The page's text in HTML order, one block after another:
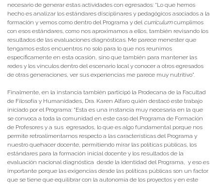
necesario de generar estas actividades con egresados: “Lo que hemos
hecho es analizar los estándares disciplinares y pedagógicos asociados a la
formación y vemos como dentro del Programa y del curriculumcumplimos
con esos estándares, como nos aproximamos a ellos, también revisando los
resultados de las evaluaciones diagnósticas. Me parece menester que
tengamos estos encuentros no solo para lo que nos reunimos
específicamente en esta ocasión, sino que también para mantener las
redes y los vínculos dentro del escenario local y conocer a otros egresados
de otras generaciones, ver sus experiencias me parece muy nutritivo”.
Finalmente, en la instancia también participó la Prodecana de la Facultad
de Filosofía y Humanidades, Dra. Karen Alfaro quién destacó este trabajo
iniciado por el Programa: “Esta es una instancia muy necesaria en la que
se convoca a toda la comunidad en este caso del Programa de Formación
de Profesores y a sus egresados, lo que es algo fundamental porque nos
permite retroalimentarnos respecto a las características del Programa y
nuestro quehacer docente, permitiendo mirar las políticas públicas, los
estándares para la formación inicial docente y los resultados de la
evaluación nacional diagnóstica desde la identidad del Programa, y eso es
importante porque las exigencias desde las políticas públicas son un factor
que se tiene que equilibrar con la autonomía de los proyectos y en este